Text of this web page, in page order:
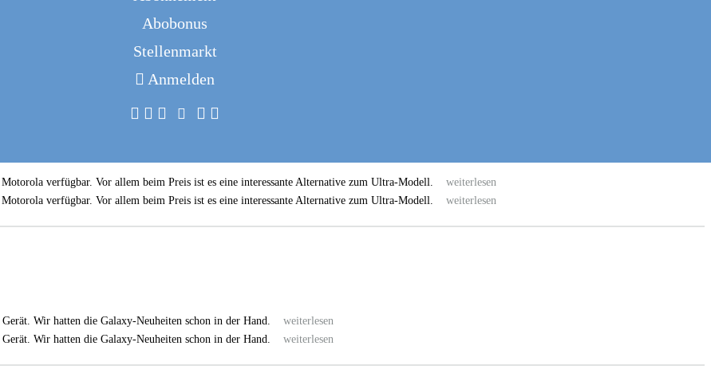
Abobonus
Stellenmarkt
Anmelden
vier Farben und zwei Materialvarianten wählen können.
verfügbar. Vor allem beim Preis ist es eine interessante Alternative zum Ultra-Modell.
weiterlesen
verfügbar. Vor allem beim Preis ist es eine interessante Alternative zum Ultra-Modell.
weiterlesen
Wir hatten die Galaxy-Neuheiten schon in der Hand.
weiterlesen
Wir hatten die Galaxy-Neuheiten schon in der Hand.
weiterlesen